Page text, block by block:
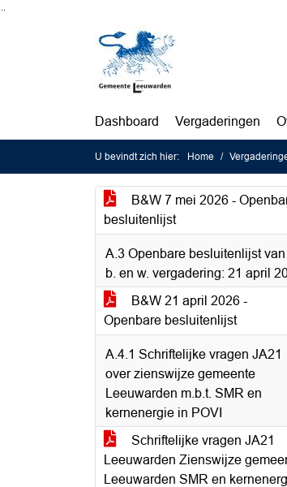
Dashboard Vergaderingen
U bevindt zich hier: Home
B&W 7 mei 2026 -
besluitenlijst
A.3 Openbare besluitenlijst
b. en w. vergadering: 21 april
B&W 21 april 2026 -
Openbare besluitenlijst
A.4.1 Schriftelijke vragen JA21
over zienswijze gemeente
Leeuwarden m.b.t. SMR en
kernenergie in POVI
Schriftelijke vragen JA21
Leeuwarden Zienswijze
Leeuwarden SMR en